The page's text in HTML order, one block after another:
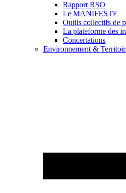
Rapport RSO
Le MANIFESTE
Outils collectifs de
La plateforme des
Concertations
Environnement &